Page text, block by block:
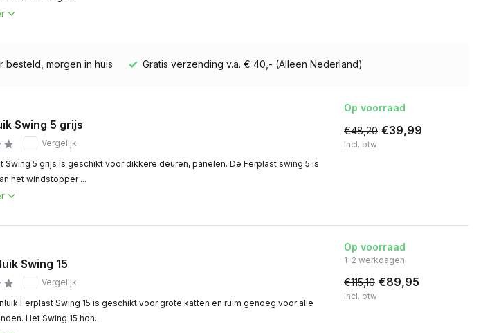
besteld, morgen in huis Gratis verzending v.a. € 40,- (Alleen Nederland)
Swing 5 grijs
Vergelijk
Swing 5 grijs is geschikt voor dikkere deuren, panelen. De Ferplast swing 5 is
het windstopper ...
Op voorraad
€48,20 €39,99
Incl. btw
Swing 15
Vergelijk
Ferplast Swing 15 is geschikt voor grote katten en ruim genoeg voor alle
Het Swing 15 hon...
Op voorraad
1-2 werkdagen
€115,10 €89,95
Incl. btw